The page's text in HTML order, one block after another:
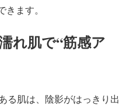
ます。
れ肌で“筋感ア
る肌は、 陰影がはっきり出